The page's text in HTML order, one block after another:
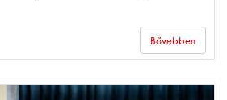
Bővebben